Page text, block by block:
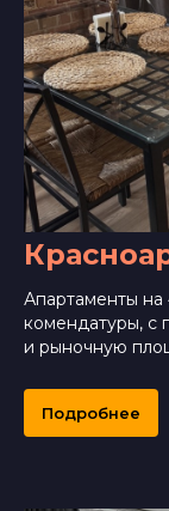
Апартаменты
комендатуры,
и рыночную
Подробнее